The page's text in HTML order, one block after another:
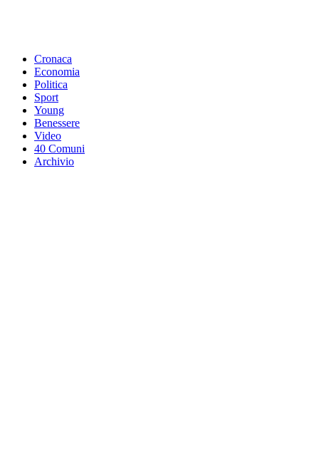
Cronaca
Economia
Politica
Sport
Young
Benessere
Video
40 Comuni
Archivio